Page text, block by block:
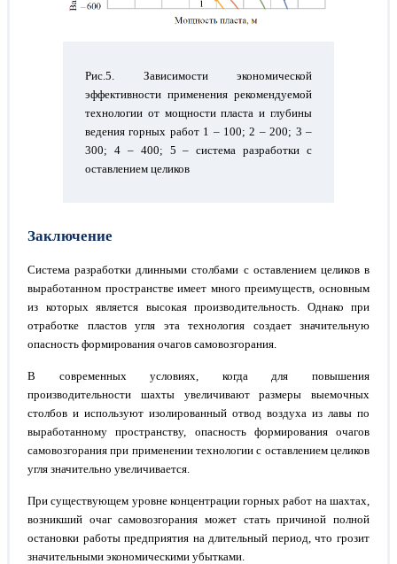
Рис.5. Зависимости экономической
эффективности применения рекомендуемой
технологии от мощности пласта и глубины
ведения горных работ 1 – 100; 2 – 200; 3 –
300; 4 – 400; 5 – система разработки с
оставлением целиков
Заключение
Система разработки длинными столбами с оставлением целиков в
выработанном пространстве имеет много преимуществ, основным
из которых является высокая производительность. Однако при
отработке пластов угля эта технология создает значительную
опасность формирования очагов самовозгорания.
В современных условиях, когда для повышения
производительности шахты увеличивают размеры выемочных
столбов и используют изолированный отвод воздуха из лавы по
выработанному пространству, опасность формирования очагов
самовозгорания при применении технологии с оставлением целиков
угля значительно увеличивается.
При существующем уровне концентрации горных работ на шахтах,
возникший очаг самовозгорания может стать причиной полной
остановки работы предприятия на длительный период, что грозит
значительными экономическими убытками.